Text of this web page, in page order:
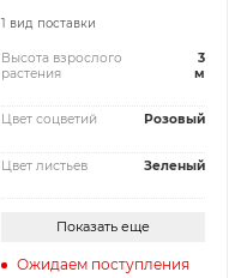
1 вид поставки
Высота взрослого
растения
3
м
Цвет соцветий Розовый
Цвет листьев Зеленый
Показать еще
Ожидаем поступления